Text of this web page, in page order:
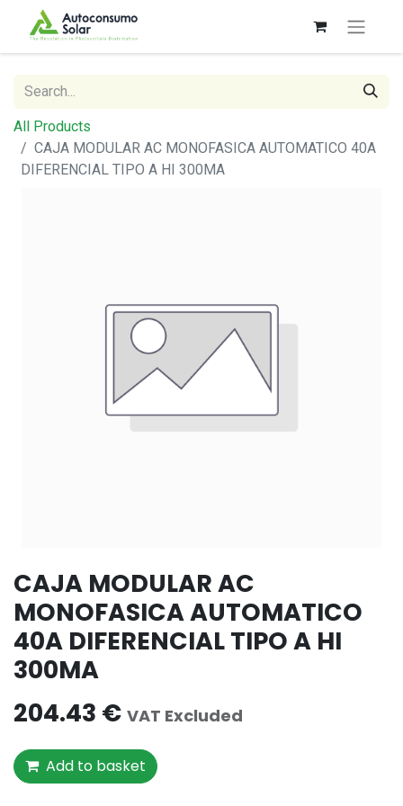
All Products
CAJA MODULAR AC MONOFASICA AUTOMATICO 40A
DIFERENCIAL TIPO A HI 300MA
CAJA MODULAR AC
MONOFASICA AUTOMATICO
40A DIFERENCIAL TIPO A HI
300MA
204.43 € VAT Excluded
Add to basket